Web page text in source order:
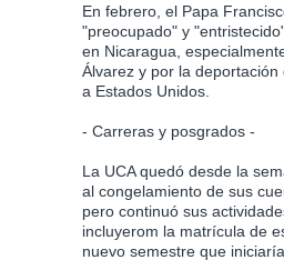
En febrero, el Papa
"preocupado" y
en Nicaragua,
Álvarez y por la
a Estados Unidos.
- Carreras y posgrados -
La UCA quedó desde la
al congelamiento de sus
pero continuó sus
incluyerom la matrícula de
nuevo semestre que